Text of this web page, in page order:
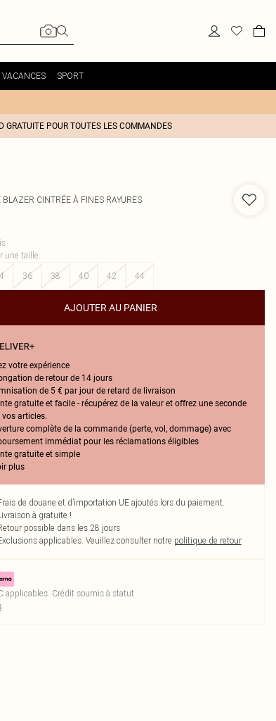
VACANCES SPORT
GRATUITE POUR TOUTES LES COMMANDES
BLAZER CINTRÉE À FINES RAYURES
une taille:
36 38 40 42 44
AJOUTER AU PANIER
votre expérience
de retour de 14 jours
de 5 € par jour de retard de livraison
gratuite et facile - récupérez de la valeur et offrez une seconde
vos articles.
complète de la commande (perte, vol, dommage) avec
immédiat pour les réclamations éligibles
gratuite et simple
plus
de douane et d’importation UE ajoutés lors du paiement.
à gratuite !
possible dans les 28 jours
applicables. Veuillez consulter notre politique de retour
applicables. Crédit soumis à statut